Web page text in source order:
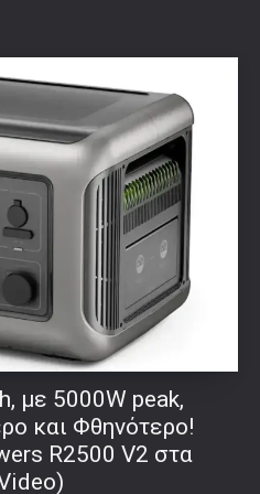
με 5000W peak,
και Φθηνότερο!
R2500 V2 στα